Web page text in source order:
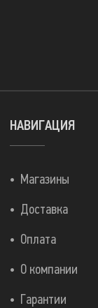
НАВИГАЦИЯ
Магазины
Доставка
Оплата
О компании
Гарантии